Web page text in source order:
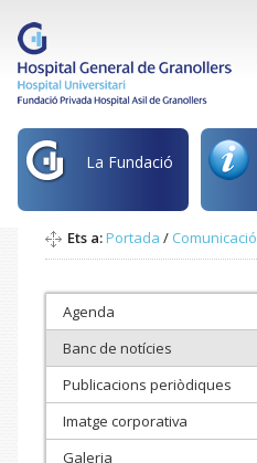
La Fundació
Ets a:Portada / Comunicació
Agenda
Banc de notícies
Publicacions periòdiques
Imatge corporativa
Galeria